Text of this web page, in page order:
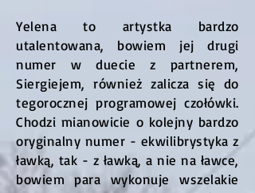
Yelena to artystka bardzo
utalentowana, bowiem jej drugi
numer w duecie z partnerem,
Siergiejem, również zalicza się do
tegorocznej programowej czołówki.
Chodzi mianowicie o kolejny bardzo
oryginalny numer - ekwilibrystyka z
ławką, tak - z ławką, a nie na ławce,
bowiem para wykonuje wszelakie